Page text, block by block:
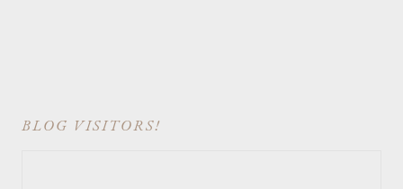
BLOG VISITORS!